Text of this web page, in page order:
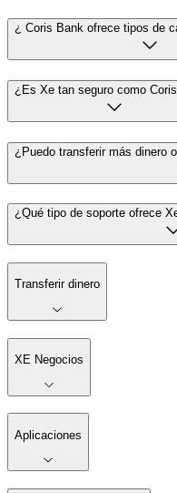
¿ Coris Bank ofrece tipos de
¿Es Xe tan seguro como
¿Puedo transferir más dinero
¿Qué tipo de soporte ofrece
Transferir dinero
XE Negocios
Aplicaciones